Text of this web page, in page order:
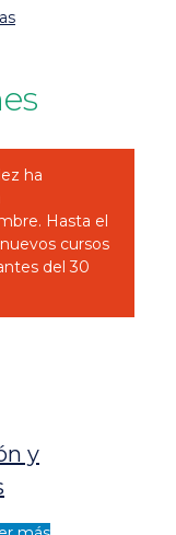
ha
Hasta el
cursos
del 30
y